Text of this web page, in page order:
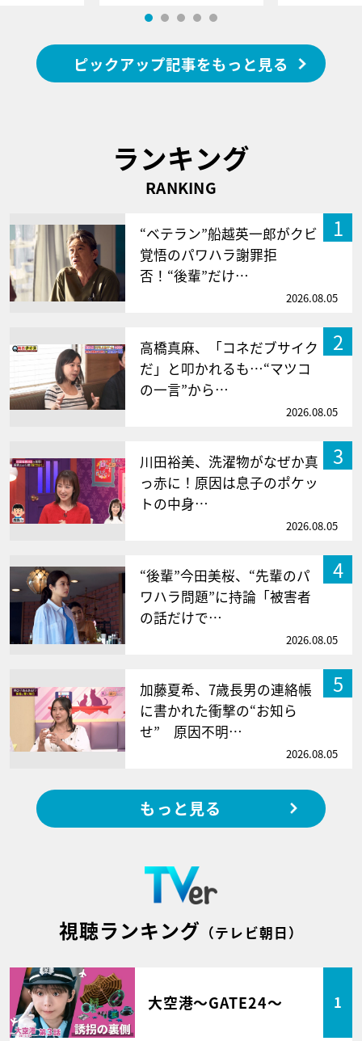
ピックアップ記事をもっと見る
ランキング
RANKING
1
“ベテラン”船越英一郎がクビ
覚悟のパワハラ謝罪拒
否！“後輩”だけ…
2026.08.05
2
高橋真麻、「コネだブサイク
だ」と叩かれるも…“マツコ
の一言”から…
2026.08.05
3
川田裕美、洗濯物がなぜか真
っ赤に！原因は息子のポケッ
トの中身…
2026.08.05
4
“後輩”今田美桜、“先輩のパ
ワハラ問題”に持論「被害者
の話だけで…
2026.08.05
5
加藤夏希、7歳長男の連絡帳
に書かれた衝撃の“お知ら
せ” 原因不明…
2026.08.05
もっと見る
視聴ランキング （テレビ朝日）
大空港～GATE24～ 1